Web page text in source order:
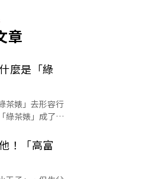
章
麼是「綠
茶婊」去形容行
綠茶婊」成了罵
！「高富